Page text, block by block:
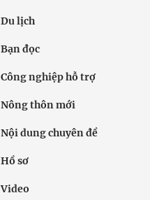
Du lịch
Bạn đọc
Công nghiệp hỗ trợ
Nông thôn mới
Nội dung chuyên đề
Hồ sơ
Video